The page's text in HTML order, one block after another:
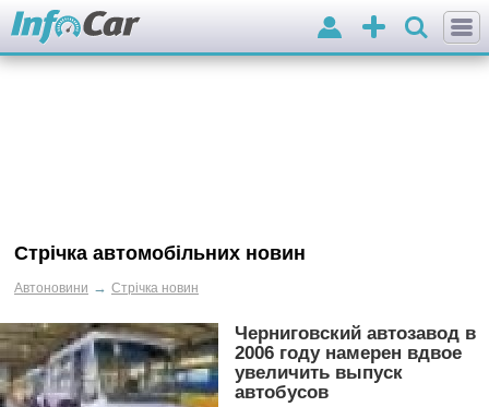
Додати
оголошення
Вхід
Стрічка автомобільних новин
Автоновини → Стрічка новин
Черниговский автозавод в
2006 году намерен вдвое
увеличить выпуск
автобусов